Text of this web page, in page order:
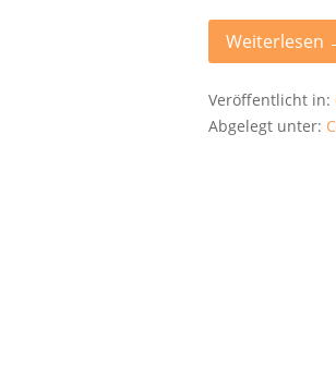
Weiterlesen
Veröffentlicht in:
Abgelegt unter: